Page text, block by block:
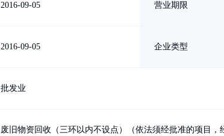
2016-09-05 营业期限
2016-09-05 企业类型
批发业
废旧物资回收（三环以内不设点）（依法须经批准的项目，